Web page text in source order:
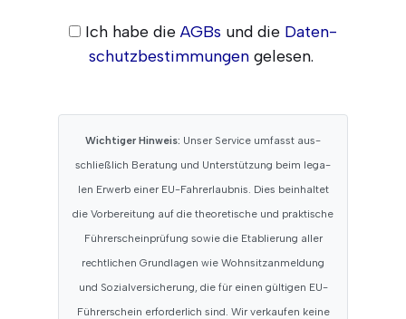
Ich habe die AGBs und die Daten­
schutz­be­stim­mun­gengelesen.
Wich­ti­ger Hin­weis: Unser Ser­vice umfasst aus­
schließ­lich Bera­tung und Unter­stüt­zung beim lega­
len Erwerb einer EU-Fahr­erlaub­nis. Dies beinhal­tet
die Vor­be­rei­tung auf die theo­re­ti­sche und prak­ti­sche
Füh­rer­schein­prü­fung sowie die Eta­blie­rung aller
recht­li­chen Grund­la­gen wie Wohn­sitz­an­mel­dung
und Sozi­al­ver­si­che­rung, die für einen gül­ti­gen EU-
Füh­rer­schein erfor­der­lich sind. Wir ver­kau­fen kei­ne